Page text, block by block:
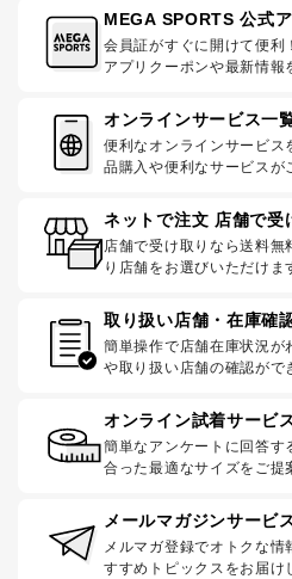
MEGA SPORTS 公式ア
会員証がすぐに開けて便利！
アプリクーポンや最新情報
オンラインサービス一
便利なオンラインサービ
品購入や便利なサービスが
ネットで注文 店舗で受
店舗で受け取りなら送料無
り店舗をお選びいただけま
取り扱い店舗・在庫確
簡単操作で店舗在庫状況が
や取り扱い店舗の確認がで
オンライン試着サービ
簡単なアンケートに回答す
合った最適なサイズをご提
メールマガジンサービ
メルマガ登録でオトクな
すすめトピックスをお届け